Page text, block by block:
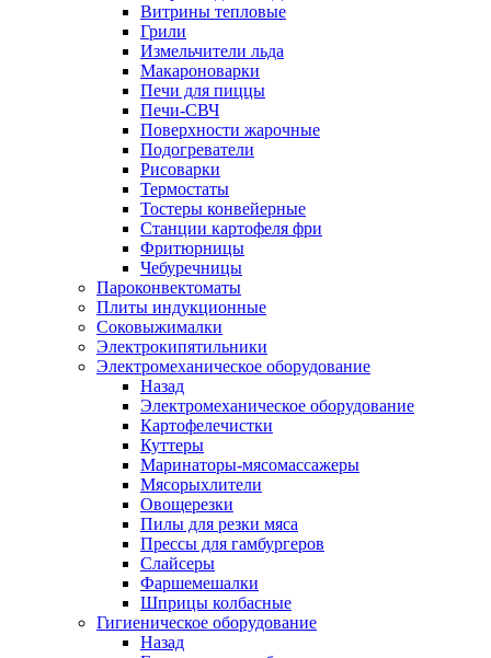
Витрины тепловые
Грили
Измельчители льда
Макароноварки
Печи для пиццы
Печи-СВЧ
Поверхности жарочные
Подогреватели
Рисоварки
Термостаты
Тостеры конвейерные
Станции картофеля фри
Фритюрницы
Чебуречницы
Пароконвектоматы
Плиты индукционные
Соковыжималки
Электрокипятильники
Электромеханическое оборудование
Назад
Электромеханическое оборудование
Картофелечистки
Куттеры
Маринаторы-мясомассажеры
Мясорыхлители
Овощерезки
Пилы для резки мяса
Прессы для гамбургеров
Слайсеры
Фаршемешалки
Шприцы колбасные
Гигиеническое оборудование
Назад